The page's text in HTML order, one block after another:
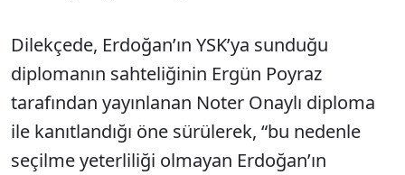
Dilekçede, Erdoğan’ın YSK’ya sunduğu
diplomanın sahteliğinin Ergün Poyraz
tarafından yayınlanan Noter Onaylı diploma
ile kanıtlandığı öne sürülerek, “bu nedenle
seçilme yeterliliği olmayan Erdoğan’ın